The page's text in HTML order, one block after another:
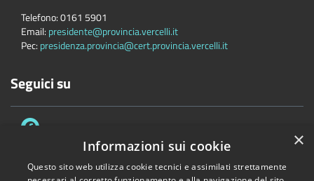
Telefono:0161 5901
Email: presidente@provincia.vercelli.it
Pec: presidenza.provincia@cert.provincia.vercelli.it
Seguici su
×
Informazioni sui cookie
Questo sito web utilizza cookie tecnici e assimilati strettamente